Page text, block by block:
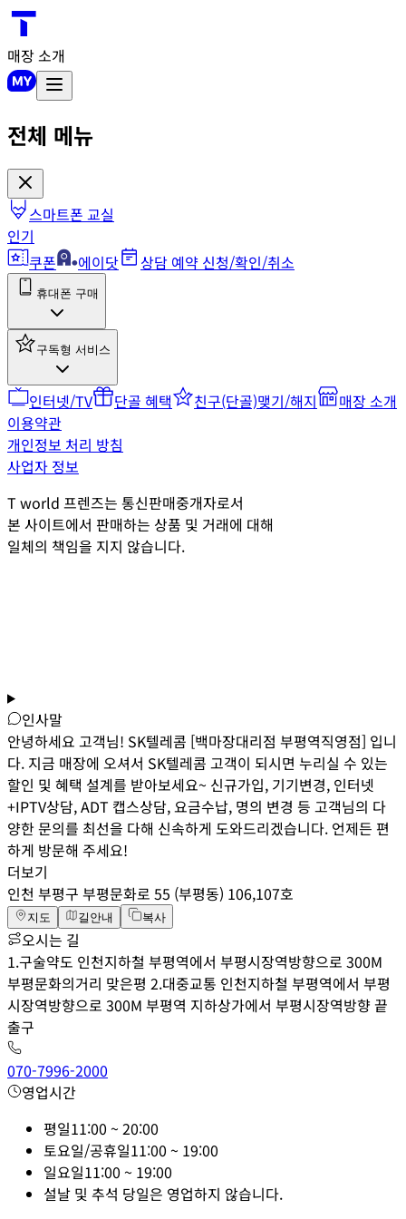
매장 소개
전체 메뉴
스마트폰 교실
인기
쿠폰
에이닷 상담 예약 신청/확인/취소
휴대폰 구매
구독형 서비스
인터넷/TV 단골 혜택 친구(단골)맺기/해지
매장 소개
이용약관
개인정보 처리 방침
사업자 정보
T world 프렌즈는 통신판매중개자로서
본 사이트에서 판매하는 상품 및 거래에 대해
일체의 책임을 지지 않습니다.
인사말
안녕하세요 고객님! SK텔레콤 [백마장대리점 부평역직영점] 입니
다. 지금 매장에 오셔서 SK텔레콤 고객이 되시면 누리실 수 있는
할인 및 혜택 설계를 받아보세요~ 신규가입, 기기변경, 인터넷
+IPTV상담, ADT 캡스상담, 요금수납, 명의 변경 등 고객님의 다
양한 문의를 최선을 다해 신속하게 도와드리겠습니다. 언제든 편
하게 방문해 주세요!
더보기
인천 부평구 부평문화로 55 (부평동) 106,107호
지도 길안내 복사
오시는 길
1.구술약도 인천지하철 부평역에서 부평시장역방향으로 300M
부평문화의거리 맞은평 2.대중교통 인천지하철 부평역에서 부평
시장역방향으로 300M 부평역 지하상가에서 부평시장역방향 끝
출구
070-7996-2000
영업시간
평일11:00 ~ 20:00
토요일/공휴일11:00 ~ 19:00
일요일11:00 ~ 19:00
설날 및 추석 당일은 영업하지 않습니다.